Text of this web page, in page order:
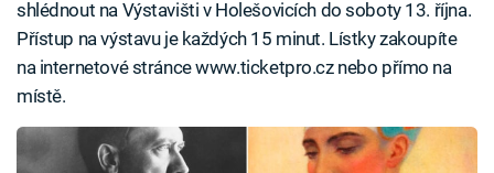
shlédnout na Výstavišti v Holešovicích do soboty 13. října.
Přístup na výstavu je každých 15 minut. Lístky zakoupíte
na internetové stránce www.ticketpro.cz nebo přímo na
místě.